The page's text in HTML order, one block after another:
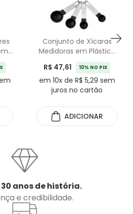
Conjunto de Xícaras
Medidoras em Plástico
Preto Baker's Secret - 8
Peças
R$ 47,61 10% NO PIX
em 10x de R$ 5,29 sem
juros no cartão
ADICIONAR
anos de história.
e credibilidade.